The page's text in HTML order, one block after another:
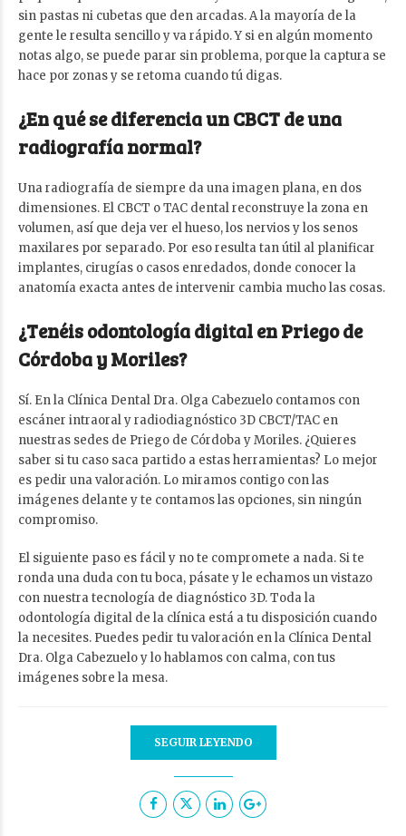
sin pastas ni cubetas que den arcadas. A la mayoría de la
gente le resulta sencillo y va rápido. Y si en algún momento
notas algo, se puede parar sin problema, porque la captura se
hace por zonas y se retoma cuando tú digas.
¿En qué se diferencia un CBCT de una
radiografía normal?
Una radiografía de siempre da una imagen plana, en dos
dimensiones. El CBCT o TAC dental reconstruye la zona en
volumen, así que deja ver el hueso, los nervios y los senos
maxilares por separado. Por eso resulta tan útil al planificar
implantes, cirugías o casos enredados, donde conocer la
anatomía exacta antes de intervenir cambia mucho las cosas.
¿Tenéis odontología digital en Priego de
Córdoba y Moriles?
Sí. En la Clínica Dental Dra. Olga Cabezuelo contamos con
escáner intraoral y radiodiagnóstico 3D CBCT/TAC en
nuestras sedes de Priego de Córdoba y Moriles. ¿Quieres
saber si tu caso saca partido a estas herramientas? Lo mejor
es pedir una valoración. Lo miramos contigo con las
imágenes delante y te contamos las opciones, sin ningún
compromiso.
El siguiente paso es fácil y no te compromete a nada. Si te
ronda una duda con tu boca, pásate y le echamos un vistazo
con nuestra tecnología de diagnóstico 3D. Toda la
odontología digital de la clínica está a tu disposición cuando
la necesites. Puedes pedir tu valoración en la Clínica Dental
Dra. Olga Cabezueloy lo hablamos con calma, con tus
imágenes sobre la mesa.
SEGUIR LEYENDO